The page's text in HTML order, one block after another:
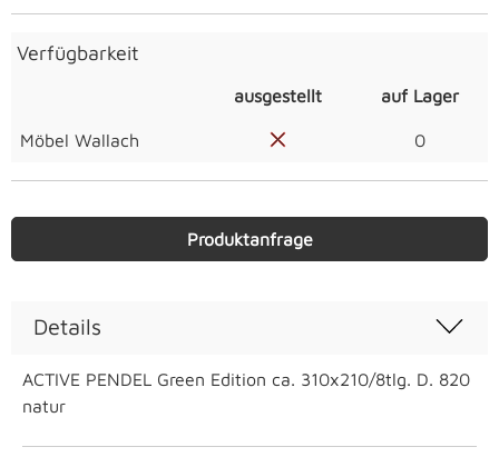
Verfügbarkeit
ausgestellt auf Lager
Möbel Wallach 0
Produktanfrage
Details
ACTIVE PENDEL Green Edition ca. 310x210/8tlg. D. 820
natur